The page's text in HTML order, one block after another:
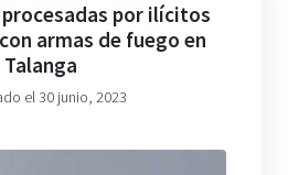
por ilícitos
armas de fuego en
Talanga
el 30 junio, 2023